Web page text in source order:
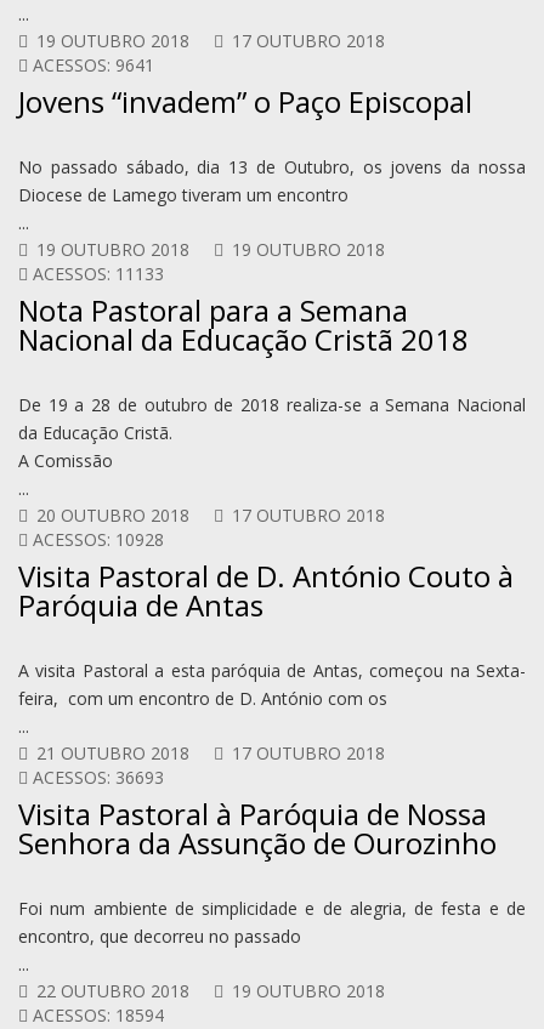
...
19 OUTUBRO 2018
17 OUTUBRO 2018
ACESSOS: 9641
Jovens “invadem” o Paço Episcopal
No passado sábado, dia 13 de Outubro, os jovens da nossa
Diocese de Lamego tiveram um encontro
...
19 OUTUBRO 2018
19 OUTUBRO 2018
ACESSOS: 11133
Nota Pastoral para a Semana
Nacional da Educação Cristã 2018
De 19 a 28 de outubro de 2018 realiza-se a Semana Nacional
da Educação Cristã.
A Comissão
...
20 OUTUBRO 2018
17 OUTUBRO 2018
ACESSOS: 10928
Visita Pastoral de D. António Couto à
Paróquia de Antas
A visita Pastoral a esta paróquia de Antas, começou na Sexta-
feira, com um encontro de D. António com os
...
21 OUTUBRO 2018
17 OUTUBRO 2018
ACESSOS: 36693
Visita Pastoral à Paróquia de Nossa
Senhora da Assunção de Ourozinho
Foi num ambiente de simplicidade e de alegria, de festa e de
encontro, que decorreu no passado
...
22 OUTUBRO 2018
19 OUTUBRO 2018
ACESSOS: 18594